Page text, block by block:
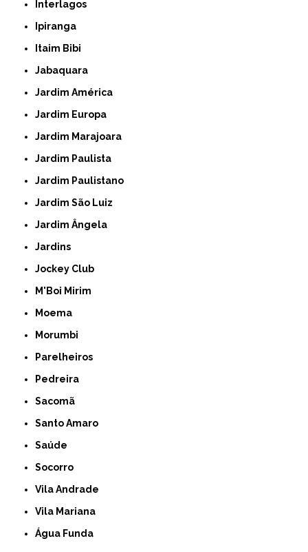
Interlagos
Ipiranga
Itaim Bibi
Jabaquara
Jardim América
Jardim Europa
Jardim Marajoara
Jardim Paulista
Jardim Paulistano
Jardim São Luiz
Jardim Ângela
Jardins
Jockey Club
M'Boi Mirim
Moema
Morumbi
Parelheiros
Pedreira
Sacomã
Santo Amaro
Saúde
Socorro
Vila Andrade
Vila Mariana
Água Funda